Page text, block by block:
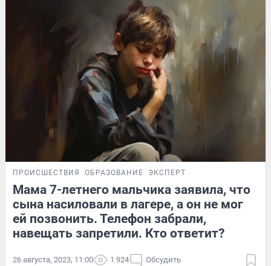
ПРОИСШЕСТВИЯ ОБРАЗОВАНИЕ ЭКСПЕРТ
Мама 7-летнего мальчика заявила, что
сына насиловали в лагере, а он не мог
ей позвонить. Телефон забрали,
навещать запретили. Кто ответит?
26 августа, 2023, 11:00 1 924 Обсудить